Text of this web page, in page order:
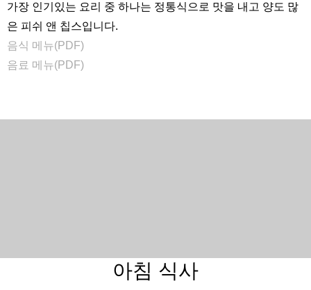
가장 인기있는 요리 중 하나는 정통식으로 맛을 내고 양도 많
은 피쉬 앤 칩스입니다.
음식 메뉴(PDF)
음료 메뉴(PDF)
아침 식사